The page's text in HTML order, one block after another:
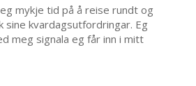
mykje tid på å reise rundt og
sine kvardagsutfordringar. Eg
meg signala eg får inn i mitt